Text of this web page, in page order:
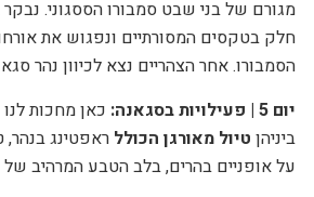
מגורם של בני שבט סמבורו הססגוני.
חלק בטקסים המסורתיים ונפגוש את
הסמבורו. אחר הצהריים נצא לכיוון נהר
יום 5 |
פעילויות בסגאנה: כאן מחכות
ביניהן טיול מאורגן הכולל ראפטינג בנהר,
על אופניים בהרים, בלב הטבע המרהיב של